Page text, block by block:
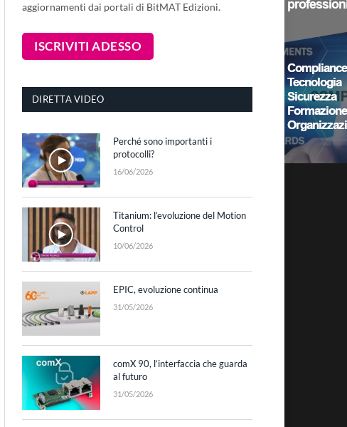
aggiornamenti dai portali di BitMAT Edizioni.
DIRETTA VIDEO
Perché sono importanti i
protocolli?
16/06/2026
Titanium: l’evoluzione del Motion
Control
10/06/2026
EPIC, evoluzione continua
31/05/2026
comX 90, l’interfaccia che guarda
al futuro
31/05/2026